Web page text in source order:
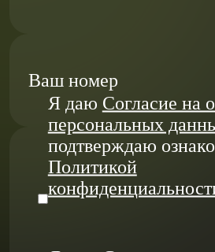
Ваш номер
Я даю Согласие на
персональных
подтверждаю
Политикой